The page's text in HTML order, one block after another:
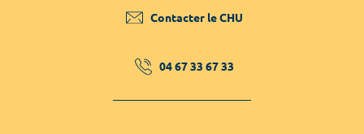
Contacter le CHU
04 67 33 67 33